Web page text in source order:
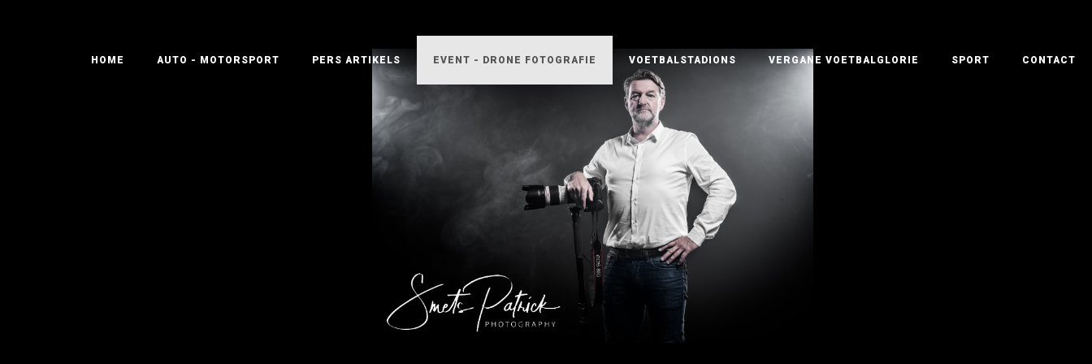
HOME AUTO - MOTORSPORT PERS ARTIKELS EVENT - DRONE FOTOGRAFIE VOETBALSTADIONS VERGANE VOETBALGLORIE SPORT CONTACT